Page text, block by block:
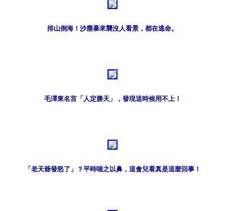
排山倒海！沙塵暴來襲沒人看景，都在逃命。
毛澤東名言「人定勝天」，發現這時候用不上！
「老天爺發怒了」？平時嗤之以鼻，這會兒看真是這麼回事！